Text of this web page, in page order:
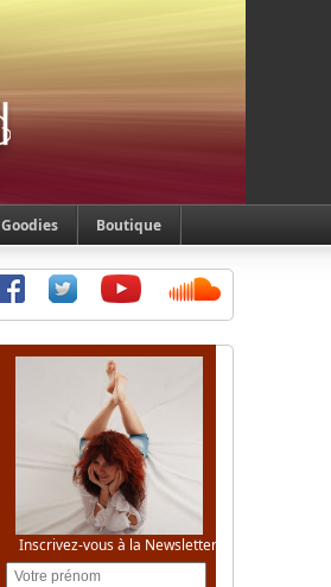
Goodies Boutique
Inscrivez-vous à la Newsletter